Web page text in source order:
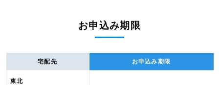
お申込み期限
宅配先 お申込み期限
東北